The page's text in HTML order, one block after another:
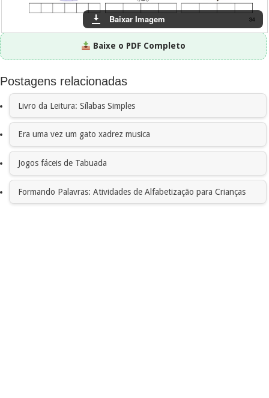
Baixar Imagem
Baixe o PDF Completo
Postagens relacionadas
Livro da Leitura: Sílabas Simples
Era uma vez um gato xadrez musica
Jogos fáceis de Tabuada
Formando Palavras: Atividades de Alfabetização para Crianças